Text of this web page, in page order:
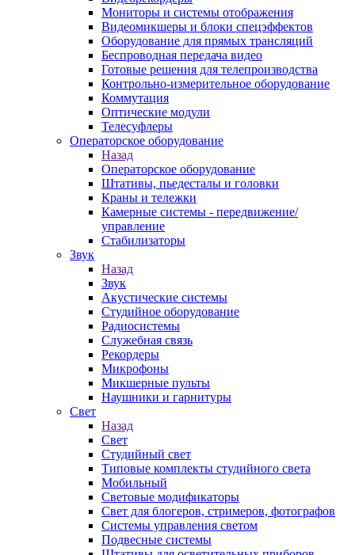
Мониторы и системы отображения
Видеомикшеры и блоки спецэффектов
Оборудование для прямых трансляций
Беспроводная передача видео
Готовые решения для телепроизводства
Контрольно-измерительное оборудование
Коммутация
Оптические модули
Телесуфлеры
Операторское оборудование
Назад
Операторское оборудование
Штативы, пьедесталы и головки
Краны и тележки
Камерные системы - передвижение/
управление
Стабилизаторы
Звук
Назад
Звук
Акустические системы
Студийное оборудование
Радиосистемы
Служебная связь
Рекордеры
Микрофоны
Микшерные пульты
Наушники и гарнитуры
Свет
Назад
Свет
Студийный свет
Типовые комплекты студийного света
Мобильный
Световые модификаторы
Свет для блогеров, стримеров, фотографов
Системы управления светом
Подвесные системы